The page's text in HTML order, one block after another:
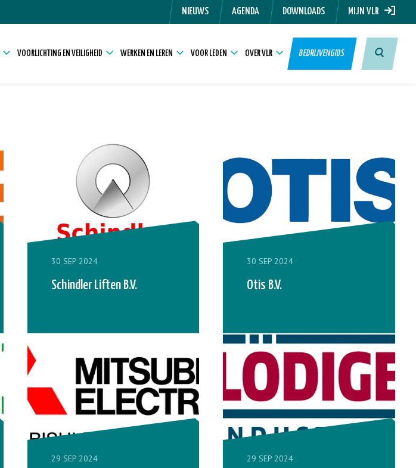
NIEUWS AGENDA DOWNLOADS MIJN VLR
VOORLICHTING EN VEILIGHEID WERKEN EN LEREN VOOR LEDEN OVER VLR BEDRIJVENGIDS
30 SEP 2024
Schindler Liften B.V.
30 SEP 2024
Otis B.V.
29 SEP 2024 29 SEP 2024